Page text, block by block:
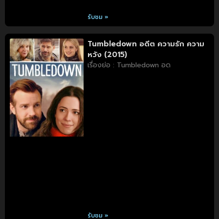
รับชม »
Tumbledown อดีต ความรัก ความ
หวัง (2015)
เรื่องย่อ : Tumbledown อด
รับชม »